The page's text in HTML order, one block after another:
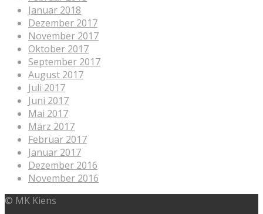
Januar 2018
Dezember 2017
November 2017
Oktober 2017
September 2017
August 2017
Juli 2017
Juni 2017
Mai 2017
März 2017
Februar 2017
Januar 2017
Dezember 2016
November 2016
© MK Kiens